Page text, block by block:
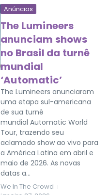
Anúncios
The Lumineers
anunciam shows
no Brasil da turnê
mundial
‘Automatic’
The Lumineers anunciaram
uma etapa sul-americana
de sua turnê
mundial Automatic World
Tour, trazendo seu
aclamado show ao vivo para
a América Latina em abril e
maio de 2026. As novas
datas a...
We In The Crowd